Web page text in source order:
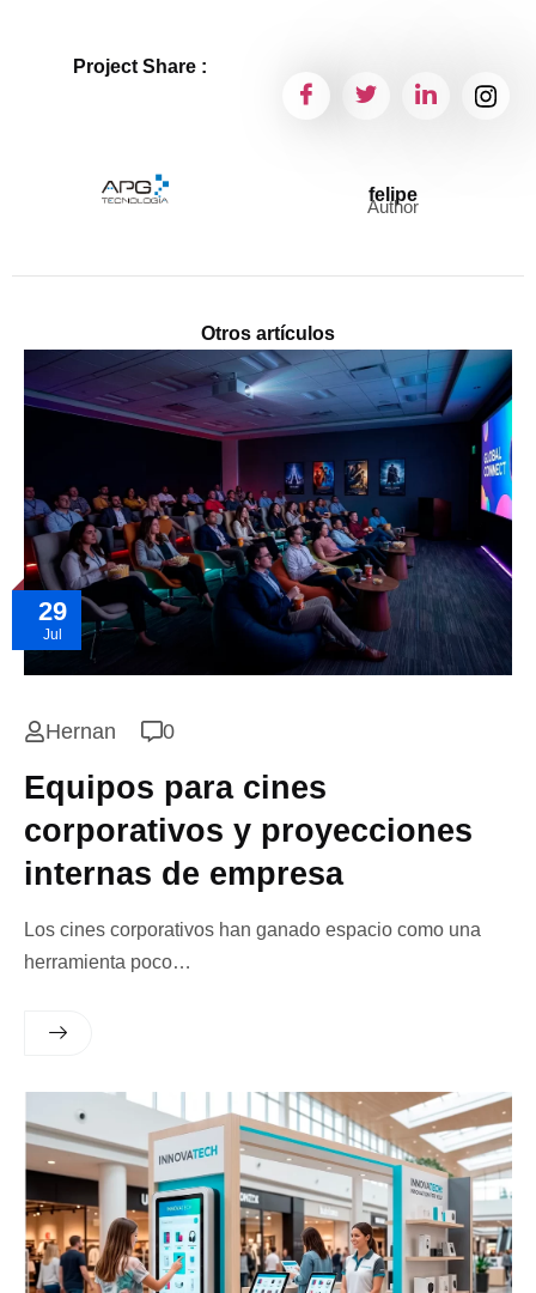
Project Share :
felipe
Author
Otros artículos
29
Jul
Hernan 0
Equipos para cines
corporativos y proyecciones
internas de empresa
Los cines corporativos han ganado espacio como una
herramienta poco…